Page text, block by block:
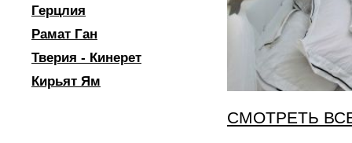
Герцлия
Рамат Ган
Тверия - Кинерет
Кирьят Ям
СМОТРЕТЬ